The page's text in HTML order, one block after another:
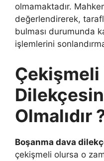
olmamaktadır.
değerlendirerek,
bulması durumunda
işlemlerini
Çekişmeli
Olmalıdır
Boşanma dava
çekişmeli olursa o